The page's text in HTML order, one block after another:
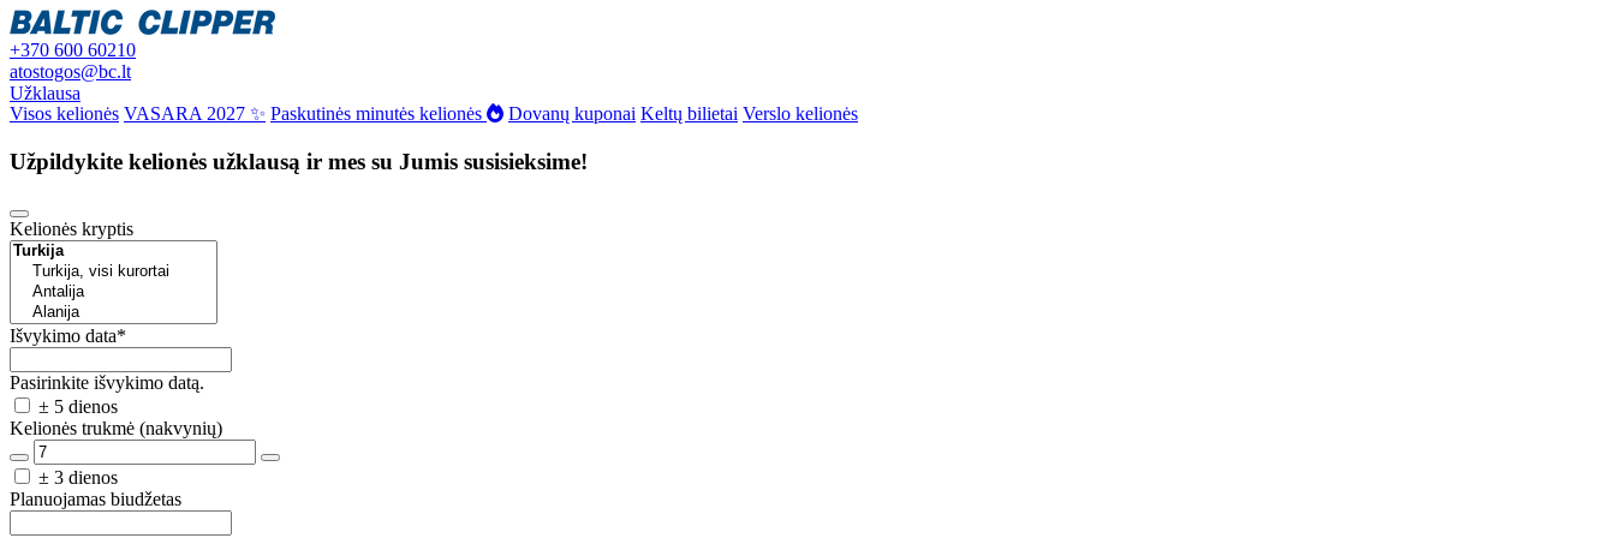
+370 600 60210
atostogos@bc.lt
Užklausa
Visos kelionės VASARA 2027 ✨ Paskutinės minutės kelionės Dovanų kuponai Keltų bilietai Verslo kelionės
Užpildykite kelionės užklausą ir mes su Jumis susisieksime!
Kelionės kryptis
Išvykimo data*
Pasirinkite išvykimo datą.
± 5 dienos
Kelionės trukmė (nakvynių)
± 3 dienos
Planuojamas biudžetas